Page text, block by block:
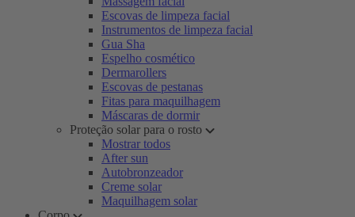
Escovas de limpeza facial
Instrumentos de limpeza facial
Gua Sha
Espelho cosmético
Dermarollers
Escovas de pestanas
Fitas para maquilhagem
Máscaras de dormir
Proteção solar para o rosto
Mostrar todos
After sun
Autobronzeador
Creme solar
Maquilhagem solar